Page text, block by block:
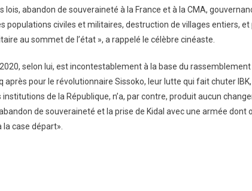
lois, abandon de souveraineté à la France et à la CMA,
populations civiles et militaires, destruction de villages entiers,
au sommet de l’état », a rappelé le célèbre cinéaste.
selon lui, est incontestablement à la base du
après pour le révolutionnaire Sissoko, leur lutte qui fait chuter
de la République, n’a, par contre, produit aucun
de souveraineté et la prise de Kidal avec une armée dont
case départ».